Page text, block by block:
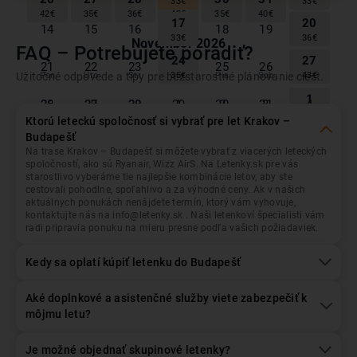
42€ 35€ 36€ 42 € 35€ 40 €
1
November 2026
Pon Uto Str Štv Pia Sob Ned
26 27 28 29 30 31 1
2
83€ 32€ 34€ 39€ 56 € 73€ 59€
9
45€
10
39€
11
39€
12
35€
13
45€
14
39 € 45
16
45€
17
35€
18
39 €
19
33€
20
45€
21
45 €
22
45€
52€ 41€ 41€ 39 € 52€
52€
2 3 4
14 15 16 17
33 €
18 19 20
36€
21 22 23 24
35€
25 26 27
43€
28 29 30 1 2 3 4
Pon Uto Str Štv Pia Sob
28 29 30 1
36€
2 3
33€
8 11
19 20
26 27 28 29 30
Krakov Odlet z...
Budapešť Prílet do...
Dátum odletu Dátum návratu
Pasažieri
1Dospelý, Ekonomická
+/- 3 dni
FAQ – Potrebujete poradiť?
Užitočné odpovede a tipy pre bezstarostné plánovanie ciest.
Ktorú leteckú spoločnosť si vybrať pre let Krakov –
Budapešť
Na trase Krakov – Budapešť si môžete vybrať z viacerých leteckých
spoločností, ako sú Ryanair, Wizz AirS. Na Letenky.sk pre vás
starostlivo vyberáme tie najlepšie kombinácie letov, aby ste
cestovali pohodlne, spoľahlivo a za výhodné ceny. Ak v našich
aktuálnych ponukách nenájdete termín, ktorý vám vyhovuje,
kontaktujte nás na info@letenky.sk . Naši letenkoví špecialisti vám
radi pripravia ponuku na mieru presne podľa vašich požiadaviek.
Kedy sa oplatí kúpiť letenku do Budapešť
Aké doplnkové a asistenčné služby viete zabezpečiť k
môjmu letu?
Je možné objednať skupinové letenky?